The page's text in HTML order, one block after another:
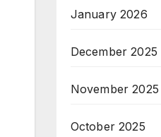
January 2026
December 2025
November 2025
October 2025